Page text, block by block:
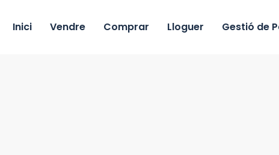
Inici Vendre Comprar Lloguer Gestió de